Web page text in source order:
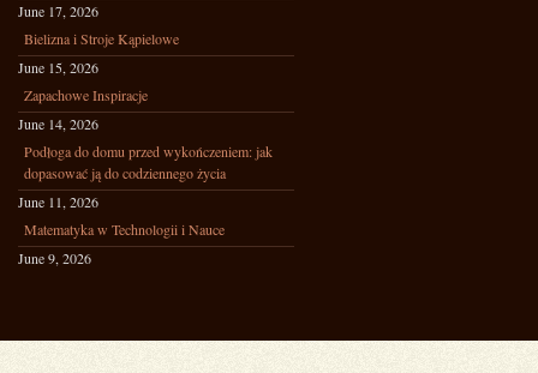
June 17, 2026
Bielizna i Stroje Kąpielowe
June 15, 2026
Zapachowe Inspiracje
June 14, 2026
Podłoga do domu przed wykończeniem: jak
dopasować ją do codziennego życia
June 11, 2026
Matematyka w Technologii i Nauce
June 9, 2026